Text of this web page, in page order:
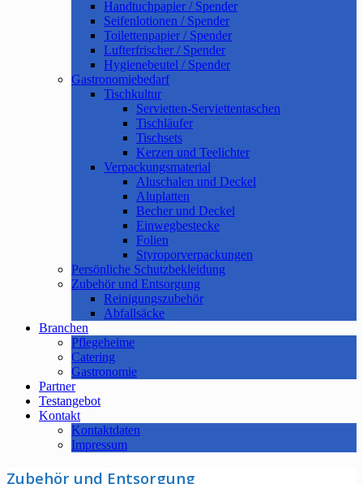
Handtuchpapier / Spender
Seifenlotionen / Spender
Toilettenpapier / Spender
Lufterfrischer / Spender
Hygienebeutel / Spender
Gastronomiebedarf
Tischkultur
Servietten-Serviettentaschen
Tischläufer
Tischsets
Kerzen und Teelichter
Verpackungsmaterial
Aluschalen und Deckel
Aluplatten
Becher und Deckel
Einwegbestecke
Folien
Styroporverpackungen
Persönliche Schutzbekleidung
Zubehör und Entsorgung
Reinigungszubehör
Abfallsäcke
Branchen
Pflegeheime
Catering
Gastronomie
Partner
Testangebot
Kontakt
Kontaktdaten
Impressum
Zubehör und Entsorgung